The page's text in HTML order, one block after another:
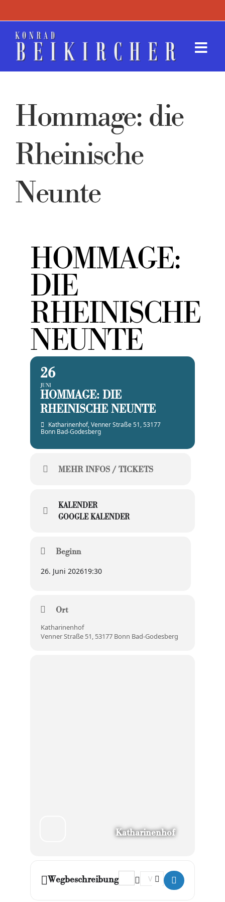
Inhalt
springen
Hommage: die
Rheinische
Neunte
HOMMAGE:
DIE
RHEINISCHE
NEUNTE
26
JUNI
HOMMAGE: DIE
RHEINISCHE NEUNTE
Katharinenhof, Venner Straße 51, 53177
Bonn Bad-Godesberg
MEHR INFOS / TICKETS
KALENDER
GOOGLE KALENDER
Beginn
26. Juni 202619:30
Ort
Katharinenhof
Venner Straße 51, 53177 Bonn Bad-Godesberg
Katharinenhof
WegbeschreibungAddress - Hommage: die
Destination Address -